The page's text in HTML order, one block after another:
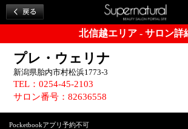
北信越エリア - サロン詳
プレ・ウェリナ
新潟県胎内市村松浜1773-3
TEL：0254-45-2103
サロン番号：82636558
Pocketbookアプリ予約不可